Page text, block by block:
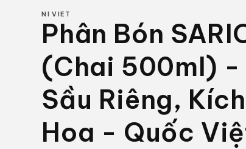
NI VIET
Phân Bón
(Chai 500ml)
Sầu Riêng,
Hoa - Quốc